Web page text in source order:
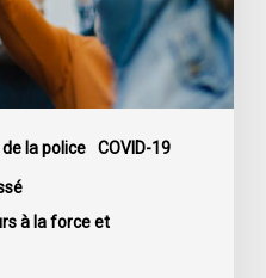
la police COVID-19
à la force et